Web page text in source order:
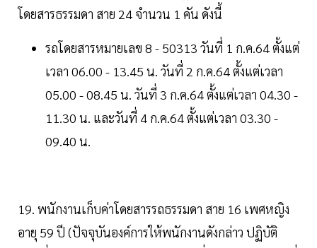
โดยสารธรรมดา สาย 24 จำนวน 1 คัน ดังนี้
รถโดยสารหมายเลข 8 - 50313 วันที่ 1 ก.ค.64 ตั้งแต่
เวลา 06.00 - 13.45 น. วันที่ 2 ก.ค.64 ตั้งแต่เวลา
05.00 - 08.45 น. วันที่ 3 ก.ค.64 ตั้งแต่เวลา 04.30 -
11.30 น. และวันที่ 4 ก.ค.64 ตั้งแต่เวลา 03.30 -
09.40 น.
19. พนักงานเก็บค่าโดยสารรถธรรมดา สาย 16 เพศหญิง
อายุ 59 ปี (ปัจจุบันองค์การให้พนักงานดังกล่าว ปฏิบัติ